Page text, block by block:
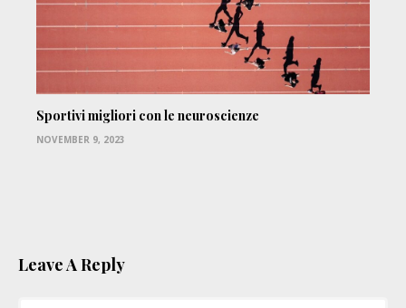
Sportivi migliori con le neuroscienze
NOVEMBER 9, 2023
Leave A Reply